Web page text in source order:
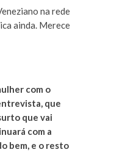
na rede
ainda. Merece
com o
que
que vai
com a
bem, e o resto